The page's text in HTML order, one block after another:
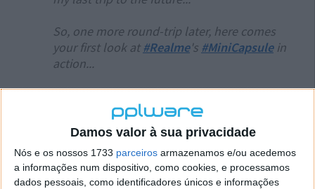
Damos valor à sua privacidade
Nós e os nossos 1733 parceiros armazenamos e/ou acedemos
a informações num dispositivo, como cookies, e processamos
dados pessoais, como identificadores únicos e informações
So, one more round-trip later, here comes
your first look at #Realme's #MiniCapsulein
action...
https://t.co/qAPkl4gcNn
pic.twitter.com/Z29A4j0Jhe
— Steve H.McFly (@OnLeaks)February 22,
2023